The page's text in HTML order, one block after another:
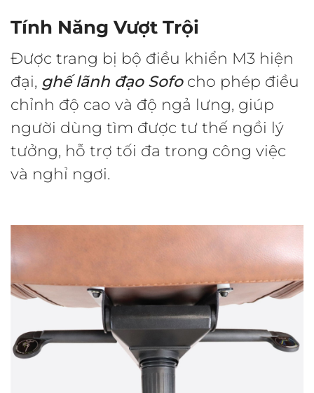
Tính Năng Vượt Trội
Được trang bị bộ điều khiển M3 hiện
đại, ghế lãnh đạo Sofocho phép điều
chỉnh độ cao và độ ngả lưng, giúp
người dùng tìm được tư thế ngồi lý
tưởng, hỗ trợ tối đa trong công việc
và nghỉ ngơi.